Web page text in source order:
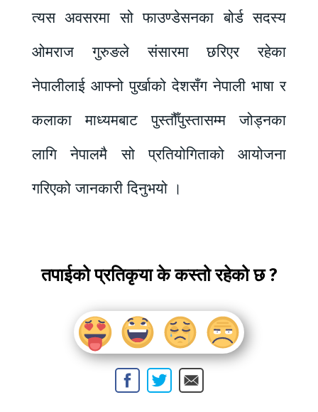
त्यस अवसरमा सो फाउण्डेसनका बोर्ड सदस्य
ओमराज गुरुङले संसारमा छरिएर रहेका
नेपालीलाई आफ्नो पुर्खाको देशसँग नेपाली भाषा र
कलाका माध्यमबाट पुस्तौँपुस्तासम्म जोड्नका
लागि नेपालमै सो प्रतियोगिताको आयोजना
गरिएको जानकारी दिनुभयो ।
तपाईको प्रतिकृया के कस्तो रहेको छ ?